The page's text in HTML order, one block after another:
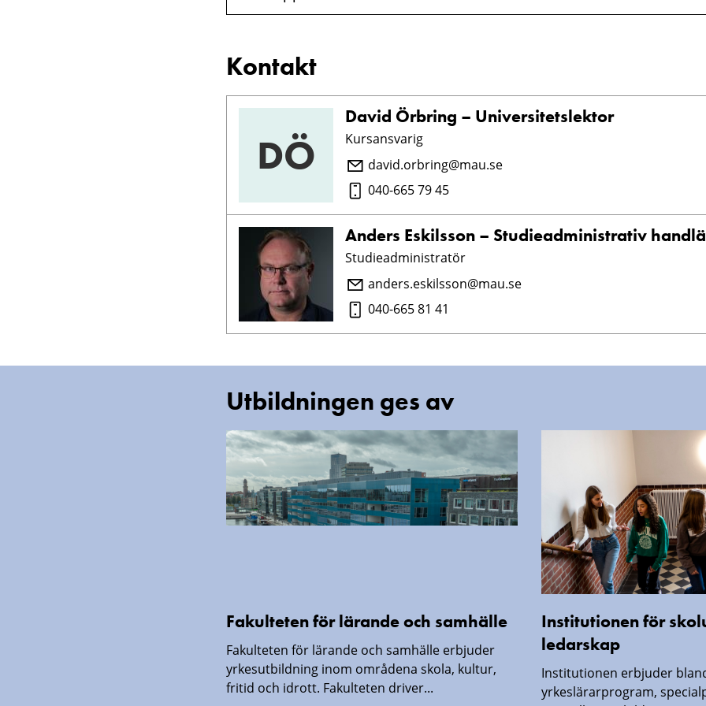
Kontakt
DÖ
David Örbring – Universitetslektor
Kursansvarig
david.orbring@mau.se
040-665 79 45
Anders Eskilsson – Studieadministrativ
Studieadministratör
anders.eskilsson@mau.se
040-665 81 41
Utbildningen ges av
Fakulteten för lärande och samhälle
Fakulteten för lärande och samhälle erbjuder
yrkesutbildning inom områdena skola, kultur,
fritid och idrott. Fakulteten driver...
Institutionen för
ledarskap
Institutionen erbjuder
yrkeslärarprogram,